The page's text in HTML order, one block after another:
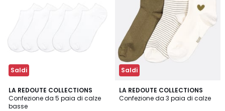
Saldi
LA REDOUTE COLLECTIONS
Confezione da 5 paia di calze
basse
4,3
/ 5
2
Colori
Saldi
LA REDOUTE COLLECTIONS
Confezione da 3 paia di calze
4,8
/ 5
2
Colori